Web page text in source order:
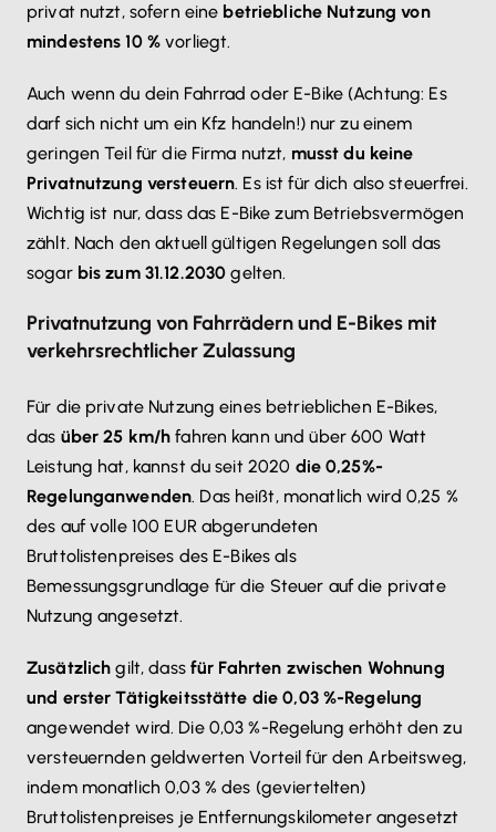
privat nutzt, sofern eine betriebliche Nutzung von
mindestens 10 %vorliegt.
Auch wenn du dein Fahrrad oder E-Bike (Achtung: Es
darf sich nicht um ein Kfz handeln!) nur zu einem
geringen Teil für die Firma nutzt, musst du keine
Privatnutzung versteuern. Es ist für dich also steuerfrei.
Wichtig ist nur, dass das E-Bike zum Betriebsvermögen
zählt. Nach den aktuell gültigen Regelungen soll das
sogar bis zum 31.12.2030 gelten.
Privatnutzung von Fahrrädern und E-Bikes mit
verkehrsrechtlicher Zulassung
Für die private Nutzung eines betrieblichen E-Bikes,
das über 25 km/h fahren kann und über 600 Watt
Leistung hat, kannst du seit 2020 die 0,25%-
Regelunganwenden. Das heißt, monatlich wird 0,25 %
des auf volle 100 EUR abgerundeten
Bruttolistenpreises des E-Bikes als
Bemessungsgrundlage für die Steuer auf die private
Nutzung angesetzt.
Zusätzlichgilt, dass für Fahrten zwischen Wohnung
und erster Tätigkeitsstätte die 0,03 %-Regelung
angewendet wird. Die 0,03 %-Regelung erhöht den zu
versteuernden geldwerten Vorteil für den Arbeitsweg,
indem monatlich 0,03 % des (geviertelten)
Bruttolistenpreises je Entfernungskilometer angesetzt